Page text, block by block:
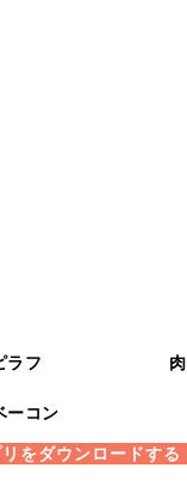
ラフ 肉
ーコン
をダウンロードする